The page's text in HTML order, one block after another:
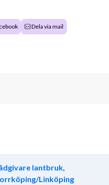
Dela via mail
lantbruk,
Linköping